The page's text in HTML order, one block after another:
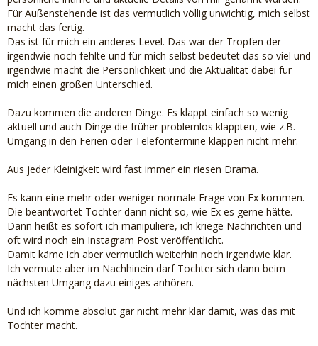
Für Außenstehende ist das vermutlich völlig unwichtig, mich selbst
macht das fertig.
Das ist für mich ein anderes Level. Das war der Tropfen der
irgendwie noch fehlte und für mich selbst bedeutet das so viel und
irgendwie macht die Persönlichkeit und die Aktualität dabei für
mich einen großen Unterschied.
Dazu kommen die anderen Dinge. Es klappt einfach so wenig
aktuell und auch Dinge die früher problemlos klappten, wie z.B.
Umgang in den Ferien oder Telefontermine klappen nicht mehr.
Aus jeder Kleinigkeit wird fast immer ein riesen Drama.
Es kann eine mehr oder weniger normale Frage von Ex kommen.
Die beantwortet Tochter dann nicht so, wie Ex es gerne hätte.
Dann heißt es sofort ich manipuliere, ich kriege Nachrichten und
oft wird noch ein Instagram Post veröffentlicht.
Damit käme ich aber vermutlich weiterhin noch irgendwie klar.
Ich vermute aber im Nachhinein darf Tochter sich dann beim
nächsten Umgang dazu einiges anhören.
Und ich komme absolut gar nicht mehr klar damit, was das mit
Tochter macht.